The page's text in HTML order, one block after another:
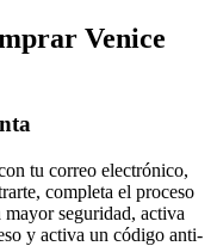
Venice
tu correo electrónico,
completa el proceso
mayor seguridad, activa
y activa un código anti-